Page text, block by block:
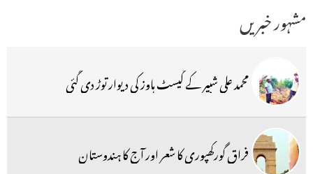
مشہور خبریں
محمد علی شبیر کے گیسٹ ہاوز کی دیوار توڑ دی گئی
فراق گورکھپوری کا شعر اور آج کا ہندوستان